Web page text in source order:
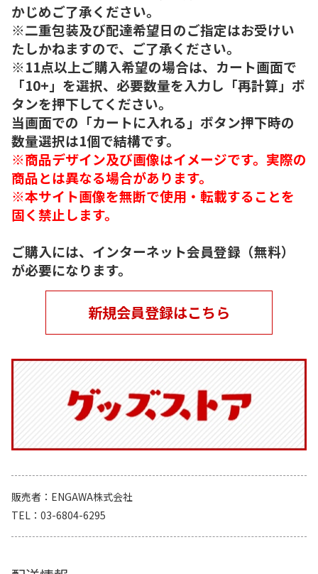
かじめご了承ください。
※二重包装及び配達希望日のご指定はお受けい
たしかねますので、ご了承ください。
※11点以上ご購入希望の場合は、カート画面で
「10+」を選択、必要数量を入力し「再計算」ボ
タンを押下してください。
当画面での「カートに入れる」ボタン押下時の
数量選択は1個で結構です。
※商品デザイン及び画像はイメージです。実際の
商品とは異なる場合があります。
※本サイト画像を無断で使用・転載することを
固く禁止します。
ご購入には、インターネット会員登録（無料）
が必要になります。
新規会員登録はこちら
販売者
ENGAWA株式会社
TEL
03-6804-6295